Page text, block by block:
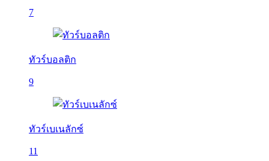
7
ทัวร์บอลติก
9
ทัวร์เบเนลักซ์
11